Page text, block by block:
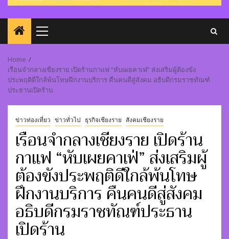
Primary
Home
เรือนจำกลางเชียงราย เปิดร้านกาแฟ “หับเผยคาเฟ่” ส่งเสริมผู้ต้องขัง
ประพฤติดีใกล้พ้นโทษฝึกงานบริการ คืนคนดีสู่สังคม อธิบดีกรมราชทัณฑ์
ประธานเปิดร้าน
ข่าวท่องเที่ยว ข่าวทั่วไป ธุรกิจเชียงราย สังคมเชียงราย
เรือนจำกลางเชียงราย เปิดร้าน
กาแฟ “หับเผยคาเฟ่” ส่งเสริมผู้
ต้องขังประพฤติดีใกล้พ้นโทษ
ฝึกงานบริการ คืนคนดีสู่สังคม
อธิบดีกรมราชทัณฑ์ประธาน
เปิดร้าน